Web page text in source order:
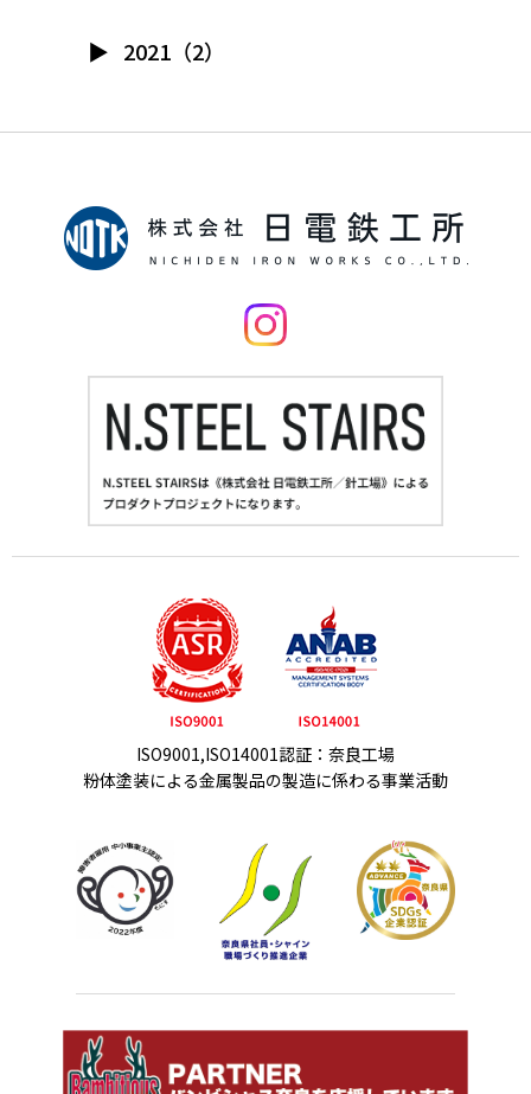
2021（2）
ISO9001,ISO14001認証：奈良工場
粉体塗装による金属製品の製造に係わる事業活動